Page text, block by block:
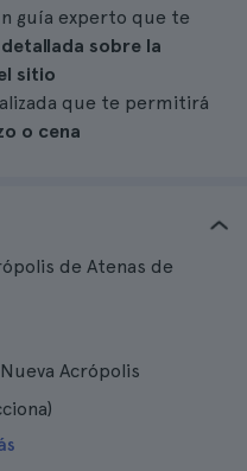
guía experto que te
sobre la
sitio
que te permitirá
o cena
de Atenas de
Acrópolis